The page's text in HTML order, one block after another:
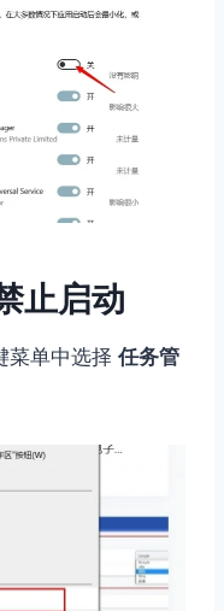
止启动
菜单中选择 任务管